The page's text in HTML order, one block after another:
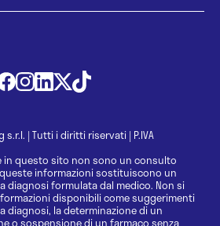
s.r.l. | Tutti i diritti riservati | P.IVA
in questo sito non sono un consulto
informazioni sostituiscono un
diagnosi formulata dal medico. Non si
disponibili come suggerimenti
diagnosi, la determinazione di un
o sospensione di un farmaco senza